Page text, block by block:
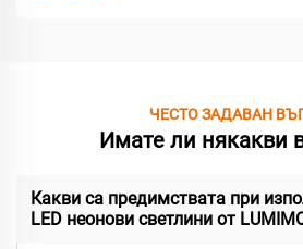
ЧЕСТО ЗАДАВАН
Имате ли някакви
Какви са предимствата при
LED неонови светлини от